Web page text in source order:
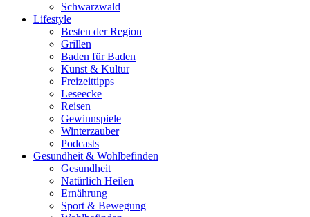
Schwarzwald
Lifestyle
Besten der Region
Grillen
Baden für Baden
Kunst & Kultur
Freizeittipps
Leseecke
Reisen
Gewinnspiele
Winterzauber
Podcasts
Gesundheit & Wohlbefinden
Gesundheit
Natürlich Heilen
Ernährung
Sport & Bewegung